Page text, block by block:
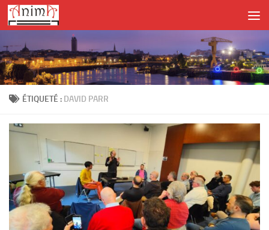
Skip to content
ÉTIQUETÉ : DAVID PARR